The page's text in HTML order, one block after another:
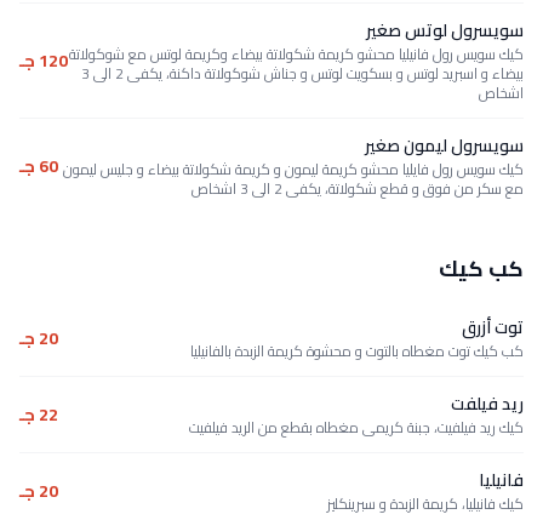
سويسرول لوتس صغير
كيك سويس رول فانيليا محشو كريمة شكولاتة بيضاء وكريمة لوتس مع شوكولاتة
بيضاء و اسبريد لوتس و بسكويت لوتس و جناش شوكولاتة داكنة، يكفى 2 الى 3
اشخاص
120 جـ
سويسرول ليمون صغير
كيك سويس رول فايليا محشو كريمة ليمون و كريمة شكولاتة بيضاء و جليس ليمون
مع سكر من فوق و قطع شكولاتة، يكفى 2 الى 3 اشخاص
60 جـ
كب كيك
توت أزرق
كب كيك توت مغطاه بالتوت و محشوة كريمة الزبدة بالفانيليا 20 جـ
ريد فيلفت
كيك ريد فيلفيت، جبنة كريمى مغطاه بقطع من الريد فيلفيت 22 جـ
فانيليا
كيك فانيليا، كريمة الزبدة و سبرينكليز 20 جـ